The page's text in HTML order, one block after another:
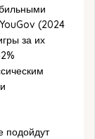
(2024
за их
подойдут